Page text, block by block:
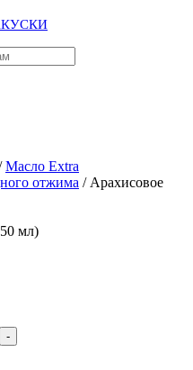
Масло Extra
отжима / Арахисовое
мл)